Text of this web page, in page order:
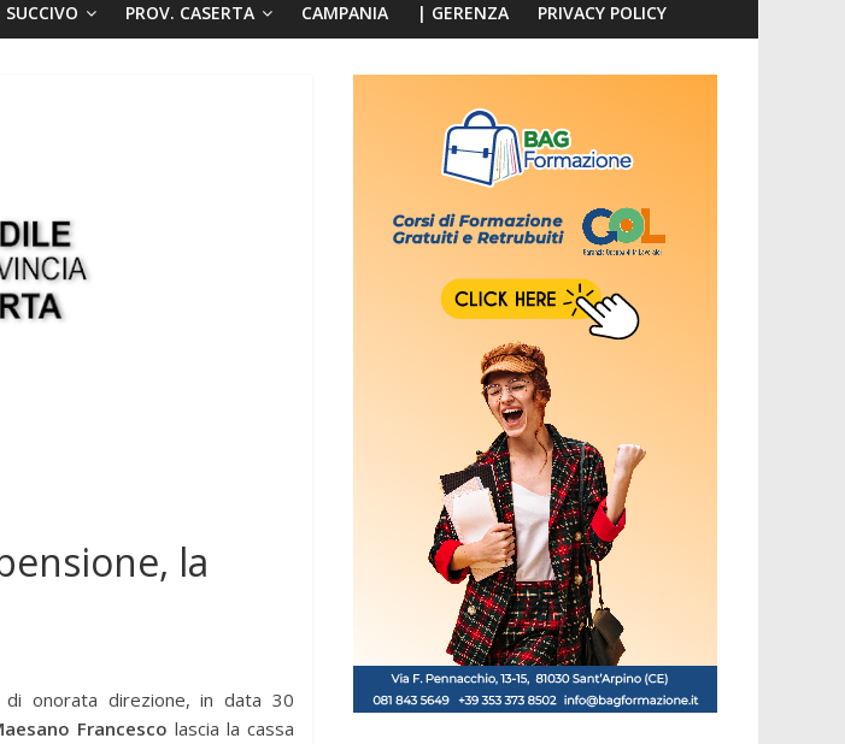
SUCCIVO PROV. CASERTA CAMPANIA | GERENZA PRIVACY POLICY
la
di onorata direzione, in data 30
Francesco lascia la cassa